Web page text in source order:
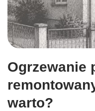
Ogrzewanie
warto?